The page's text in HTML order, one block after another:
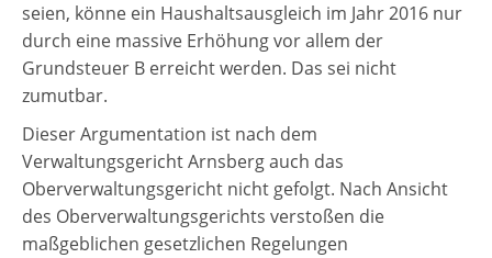
seien, könne ein Haushaltsausgleich im Jahr 2016 nur
durch eine massive Erhöhung vor allem der
Grundsteuer B erreicht werden. Das sei nicht
zumutbar.
Dieser Argumentation ist nach dem
Verwaltungsgericht Arnsberg auch das
Oberverwaltungsgericht nicht gefolgt. Nach Ansicht
des Oberverwaltungsgerichts verstoßen die
maßgeblichen gesetzlichen Regelungen